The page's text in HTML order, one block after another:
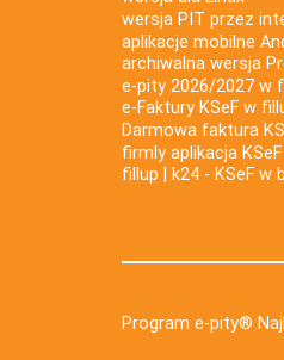
wersja PIT przez
aplikacje mobilne
archiwalna wersja
e-pity 2026/2027 w
e‑Faktury KSeF w
Darmowa faktura
firmly aplikacja
fillup | k24 - KSeF w
Program e-pity®